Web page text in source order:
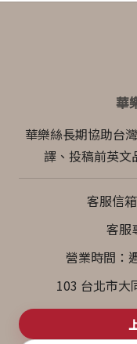
華
華樂絲長期協助台
譯、投稿前英文
客服信箱
客服
營業時間：
103 台北市大